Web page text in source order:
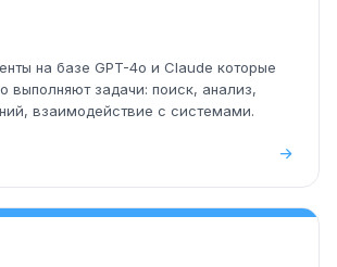
на базе GPT-4o и Claude которые
выполняют задачи: поиск, анализ,
взаимодействие с системами.